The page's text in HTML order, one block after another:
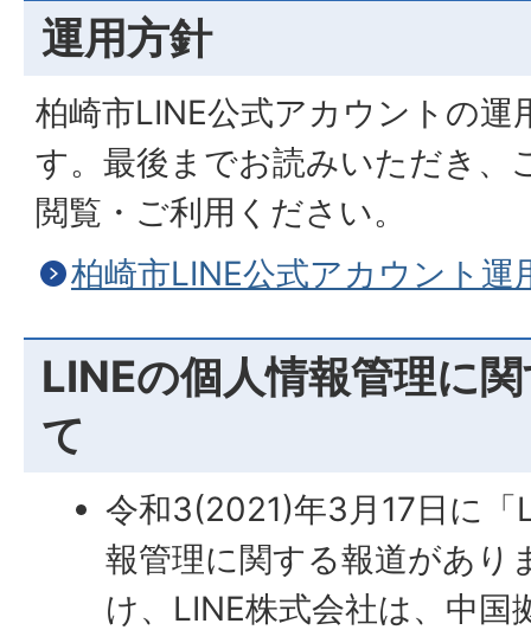
運用方針
柏崎市LINE公式アカウントの運
す。最後までお読みいただき、
閲覧・ご利用ください。
柏崎市LINE公式アカウント運
LINEの個人情報管理に
て
令和3(2021)年3月17日に「
報管理に関する報道があり
け、LINE株式会社は、中国